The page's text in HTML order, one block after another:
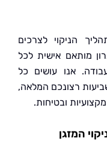
לצרכים
אישית לכל
עושים כל
המלאה,